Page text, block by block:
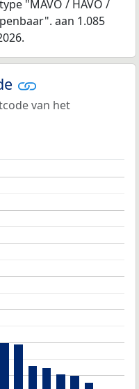
"MAVO / HAVO /
aan 1.085
van het